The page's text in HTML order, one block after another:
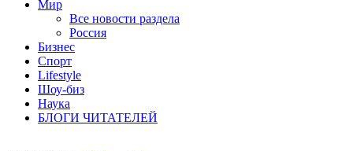
Мир
Все новости раздела
Россия
Бизнес
Спорт
Lifestyle
Шоу-биз
Наука
БЛОГИ ЧИТАТЕЛЕЙ